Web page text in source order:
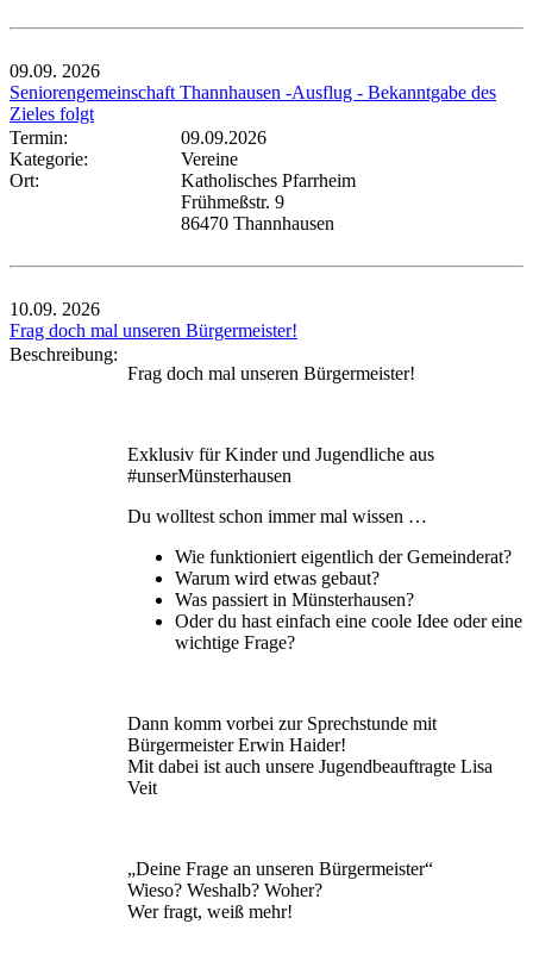
09.09. 2026
Seniorengemeinschaft Thannhausen -Ausflug - Bekanntgabe des
Zieles folgt
Termin:
09.09.2026
Kategorie:
Vereine
Ort:
Katholisches Pfarrheim
Frühmeßstr. 9
86470 Thannhausen
10.09. 2026
Frag doch mal unseren Bürgermeister!
Beschreibung:
Frag doch mal unseren Bürgermeister!
Exklusiv für Kinder und Jugendliche aus
#unserMünsterhausen
Du wolltest schon immer mal wissen …
Wie funktioniert eigentlich der Gemeinderat?
Warum wird etwas gebaut?
Was passiert in Münsterhausen?
Oder du hast einfach eine coole Idee oder eine
wichtige Frage?
Dann komm vorbei zur Sprechstunde mit
Bürgermeister Erwin Haider!
Mit dabei ist auch unsere Jugendbeauftragte Lisa
Veit
„Deine Frage an unseren Bürgermeister“
Wieso? Weshalb? Woher?
Wer fragt, weiß mehr!